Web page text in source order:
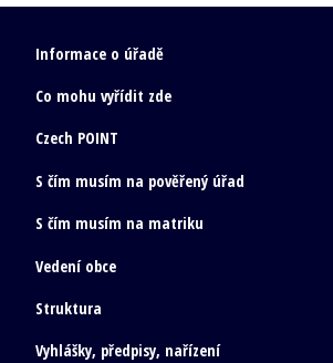
Informace o úřadě
Co mohu vyřídit zde
Czech POINT
S čím musím na pověřený úřad
S čím musím na matriku
Vedení obce
Struktura
Vyhlášky, předpisy, nařízení